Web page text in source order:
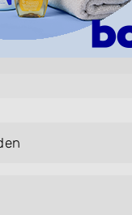
U kunt de
de specialisatie